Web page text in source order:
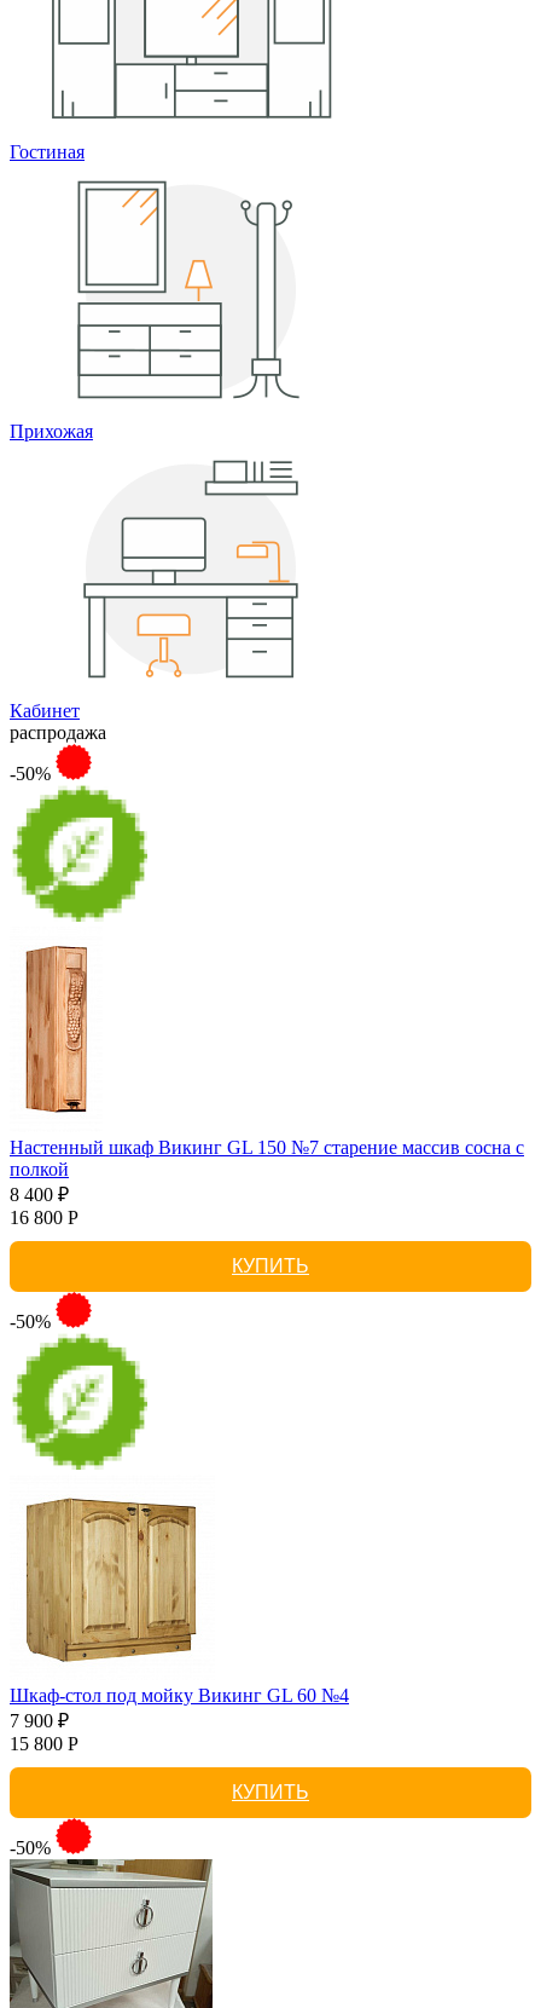
Гостиная
Прихожая
Кабинет
распродажа
-50%
Настенный шкаф Викинг GL 150 №7 старение массив сосна с
полкой
8 400 ₽
16 800 Р
КУПИТЬ
-50%
Шкаф-стол под мойку Викинг GL 60 №4
7 900 ₽
15 800 Р
КУПИТЬ
-50%